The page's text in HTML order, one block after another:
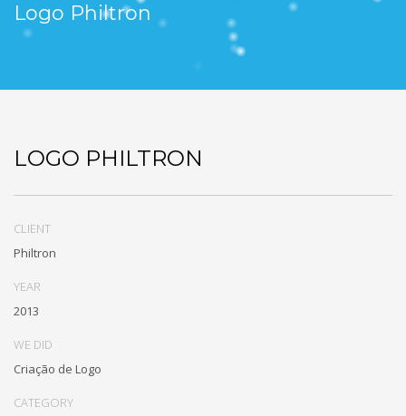
Logo Philtron
LOGO PHILTRON
CLIENT
Philtron
YEAR
2013
WE DID
Criação de Logo
CATEGORY